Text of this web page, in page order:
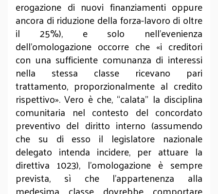
erogazione di nuovi finanziamenti oppure
ancora di riduzione della forza-lavoro di oltre
il 25%), e solo nell’evenienza
dell’omologazione occorre che «i creditori
con una sufficiente comunanza di interessi
nella stessa classe ricevano pari
trattamento, proporzionalmente al credito
rispettivo». Vero è che, “calata” la disciplina
comunitaria nel contesto del concordato
preventivo del diritto interno (assumendo
che su di esso il legislatore nazionale
delegato intenda incidere, per attuare la
direttiva 1023), l’omologazione è sempre
prevista, sì che l’appartenenza alla